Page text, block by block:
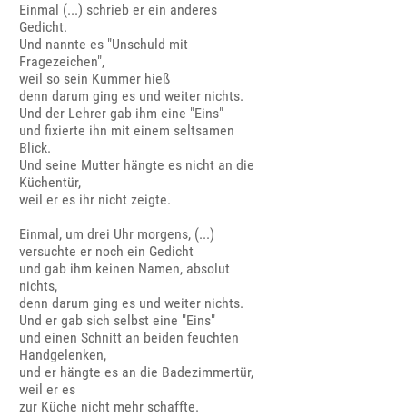
Einmal (...) schrieb er ein anderes
Gedicht.
Und nannte es "Unschuld mit
Fragezeichen",
weil so sein Kummer hieß
denn darum ging es und weiter nichts.
Und der Lehrer gab ihm eine "Eins"
und fixierte ihn mit einem seltsamen
Blick.
Und seine Mutter hängte es nicht an die
Küchentür,
weil er es ihr nicht zeigte.
Einmal, um drei Uhr morgens, (...)
versuchte er noch ein Gedicht
und gab ihm keinen Namen, absolut
nichts,
denn darum ging es und weiter nichts.
Und er gab sich selbst eine "Eins"
und einen Schnitt an beiden feuchten
Handgelenken,
und er hängte es an die Badezimmertür,
weil er es
zur Küche nicht mehr schaffte.